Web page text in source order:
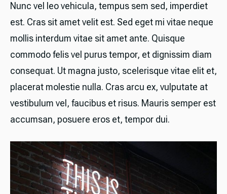
Nunc vel leo vehicula, tempus sem sed, imperdiet
est. Cras sit amet velit est. Sed eget mi vitae neque
mollis interdum vitae sit amet ante. Quisque
commodo felis vel purus tempor, et dignissim diam
consequat. Ut magna justo, scelerisque vitae elit et,
placerat molestie nulla. Cras arcu ex, vulputate at
vestibulum vel, faucibus et risus. Mauris semper est
accumsan, posuere eros et, tempor dui.